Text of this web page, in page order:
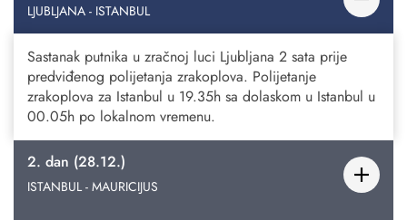
LJUBLJANA - ISTANBUL
Sastanak putnika u zračnoj luci Ljubljana 2 sata prije
predviđenog polijetanja zrakoplova. Polijetanje
zrakoplova za Istanbul u 19.35h sa dolaskom u Istanbul u
00.05h po lokalnom vremenu.
2. dan (28.12.)
ISTANBUL - MAURICIJUS